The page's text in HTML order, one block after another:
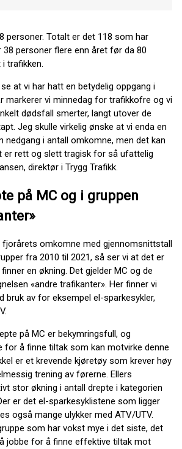
personer. Totalt er det 118 som har
personer flere enn året før da 80
trafikken.
at vi har hatt en betydelig oppgang i
markerer vi minnedag for trafikkofre og vi
dødsfall smerter, langt utover de
Jeg skulle virkelig ønske at vi enda en
nedgang i antall omkomne, men det kan
er rett og slett tragisk for så ufattelig
direktør i Trygg Trafikk.
på MC og i gruppen
fjorårets omkomne med gjennomsnittstall
fra 2010 til 2021, så ser vi at det er
en økning. Det gjelder MC og de
«andre trafikanter». Her finner vi
bruk av for eksempel el-sparkesykler,
på MC er bekymringsfull, og
for å finne tiltak som kan motvirke denne
er et krevende kjøretøy som krever høy
trening av førerne. Ellers
stor økning i antall drepte i kategorien
er det el-sparkesyklistene som ligger
også mange ulykker med ATV/UTV.
som har vokst mye i det siste, det
jobbe for å finne effektive tiltak mot